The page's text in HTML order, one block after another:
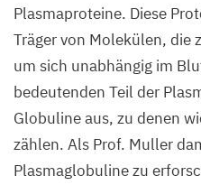
Privat
Plasmaproteine. Diese
Träger von Molekülen, die
um sich unabhängig im
bedeutenden Teil der
Globuline aus, zu denen
zählen. Als Prof. Muller
Plasmaglobuline zu